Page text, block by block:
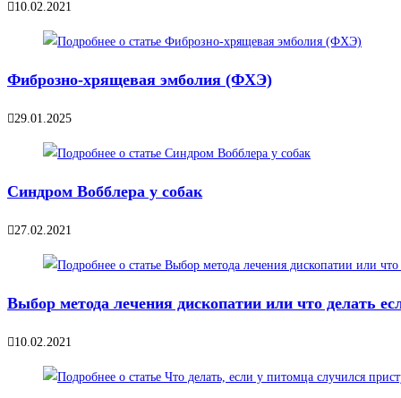
10.02.2021
Фиброзно-хрящевая эмболия (ФХЭ)
29.01.2025
Синдром Вобблера у собак
27.02.2021
Выбор метода лечения дископатии или что делать
10.02.2021